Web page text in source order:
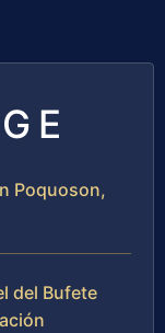
Poquoson,
del Bufete